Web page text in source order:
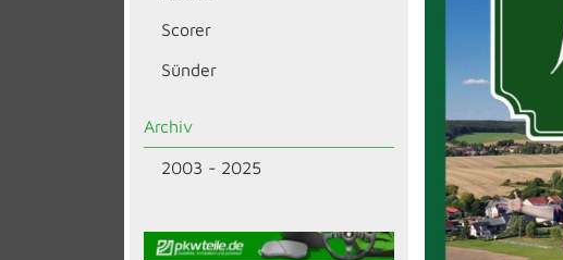
Scorer
Sünder
Archiv
2003 - 2025